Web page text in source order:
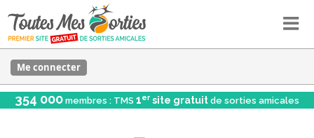
Me connecter
354 000 membres : TMS 1er site gratuit de sorties amicales